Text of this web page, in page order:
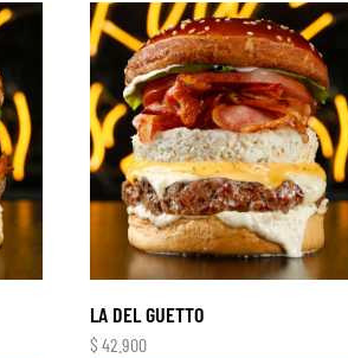
LA DEL GUETTO
$ 42.900